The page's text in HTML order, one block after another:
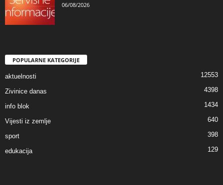
06/08/2026
POPULARNE KATEGORIJE
aktuelnosti 12553
Zivinice danas 4398
info blok 1434
Vijesti iz zemlje 640
sport 398
edukacija 129